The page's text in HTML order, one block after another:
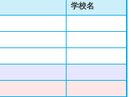
学校名